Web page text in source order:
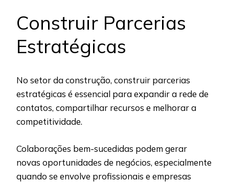
Construir Parcerias
Estratégicas
No setor da construção, construir parcerias
estratégicas é essencial para expandir a rede de
contatos, compartilhar recursos e melhorar a
competitividade.
Colaborações bem-sucedidas podem gerar
novas oportunidades de negócios, especialmente
quando se envolve profissionais e empresas